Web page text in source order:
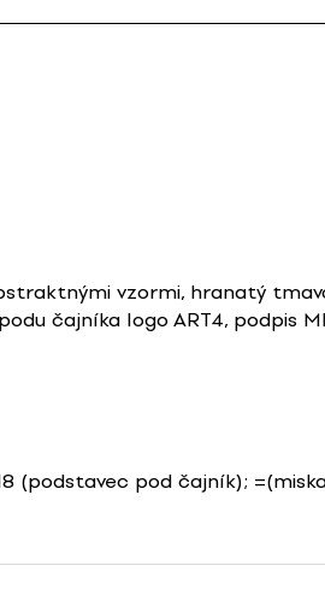
vzormi, hranatý
čajníka logo ART4, podpis
(podstavec pod čajník);